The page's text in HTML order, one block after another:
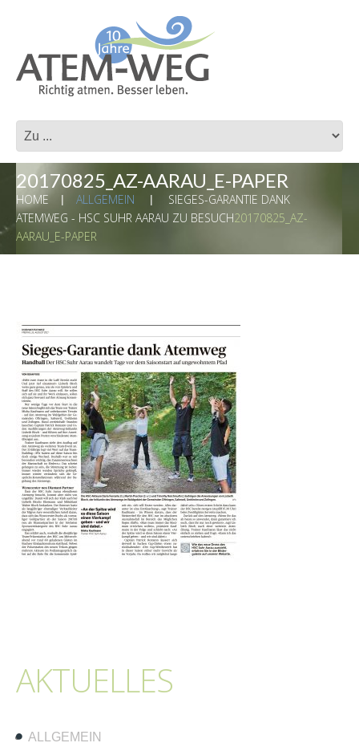
20170825_AZ-AARAU_E-PAPER
HOME ALLGEMEIN
SIEGES-GARANTIE DANK
ATEMWEG - HSC SUHR AARAU ZU BESUCH20170825_AZ-
AARAU_E-PAPER
AKTUELLES
ALLGEMEIN